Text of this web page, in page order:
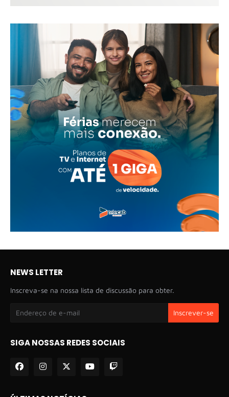
NEWS LETTER
Inscreva-se na nossa lista de discussão para obter.
SIGA NOSSAS REDES SOCIAIS